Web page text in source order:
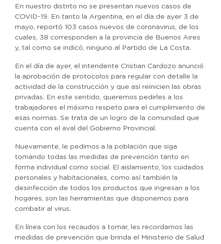
En nuestro distrito no se presentan nuevos casos de
COVID-19. En tanto la Argentina, en el día de ayer 3 de
mayo, reportó 103 casos nuevos de coronavirus, de los
cuales, 38 corresponden a la provincia de Buenos Aires
y, tal como se indicó, ninguno al Partido de La Costa.
En el día de ayer, el intendente Cristian Cardozo anunció
la aprobación de protocolos para regular con detalle la
actividad de la construcción y que así reinicien las obras
privadas. En este sentido, queremos pedirles a los
trabajadores el máximo respeto para el cumplimiento de
esas normas. Se trata de un logro de la comunidad que
cuenta con el aval del Gobierno Provincial.
Nuevamente, le pedimos a la población que siga
tomando todas las medidas de prevención tanto en
forma individual como social. El aislamiento, los cuidados
personales y habitacionales, como así también la
desinfección de todos los productos que ingresan a los
hogares, son las herramientas que disponemos para
combatir al virus.
En línea con los recaudos a tomar, les recordamos las
medidas de prevención que brinda el Ministerio de Salud